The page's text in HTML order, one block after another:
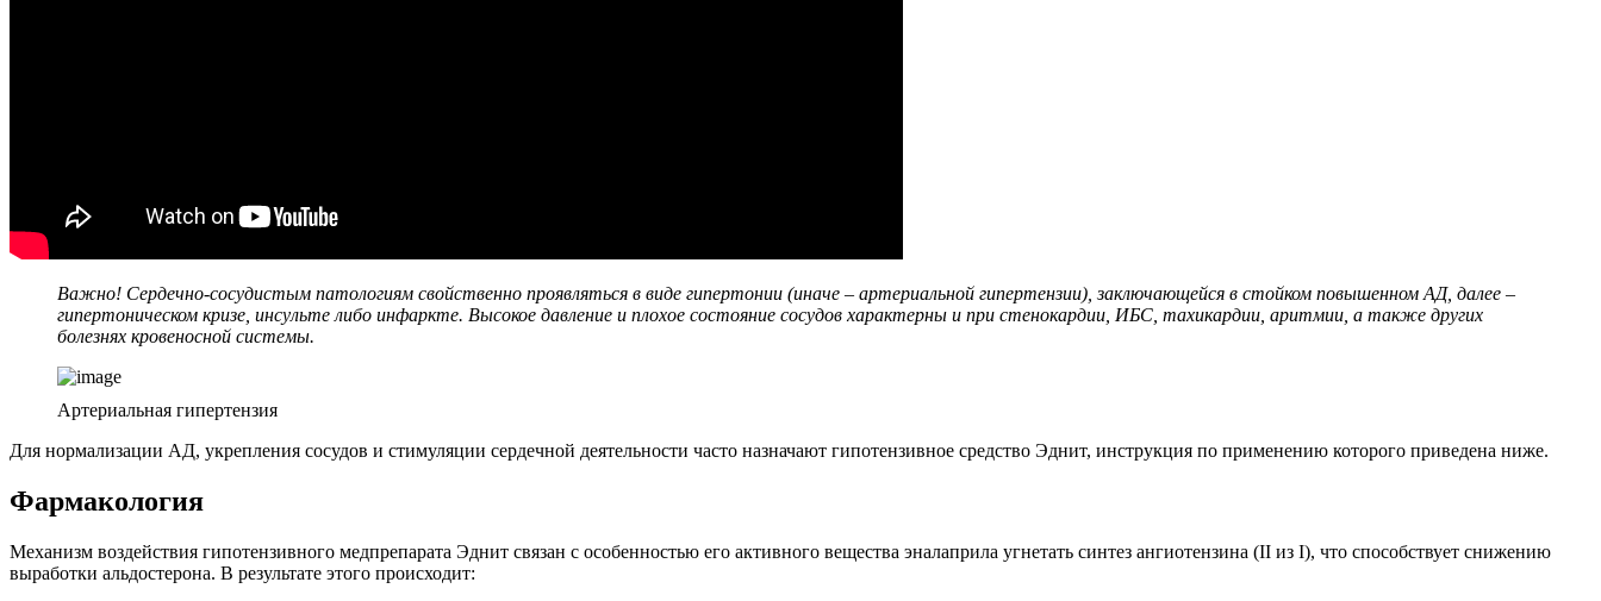
Важно! Сердечно-сосудистым патологиям свойственно проявляться в виде гипертонии (иначе – артериальной гипертензии), заключающейся в стойком повышенном АД, далее –
гипертоническом кризе, инсульте либо инфаркте. Высокое давление и плохое состояние сосудов характерны и при стенокардии, ИБС, тахикардии, аритмии, а также других
болезнях кровеносной системы.
Артериальная гипертензия
Для нормализации АД, укрепления сосудов и стимуляции сердечной деятельности часто назначают гипотензивное средство Эднит, инструкция по применению которого приведена ниже.
Фармакология
Механизм воздействия гипотензивного медпрепарата Эднит связан с особенностью его активного вещества эналаприла угнетать синтез ангиотензина (II из I), что способствует снижению
выработки альдостерона. В результате этого происходит: